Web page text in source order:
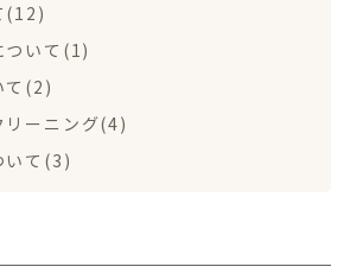
(12)
ついて(1)
て(2)
リーニング(4)
いて(3)